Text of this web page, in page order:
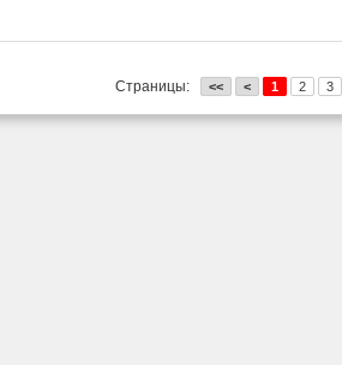
Страницы: << < 1 2 3